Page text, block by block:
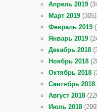
Апрель 2019
Март 2019 (305)
Февраль 2019
Январь 2019
Декабрь 2018
Ноябрь 2018
Октябрь 2018
Сентябрь 2018
Август 2018
Июль 2018